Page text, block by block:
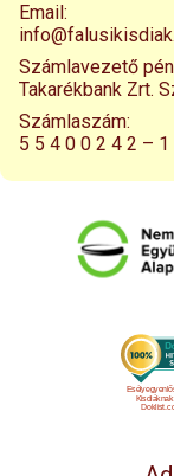
Email:
Számlavezető
Takarékbank Zrt.
Számlaszám:
5 5 4 0 0 2 4 2 –